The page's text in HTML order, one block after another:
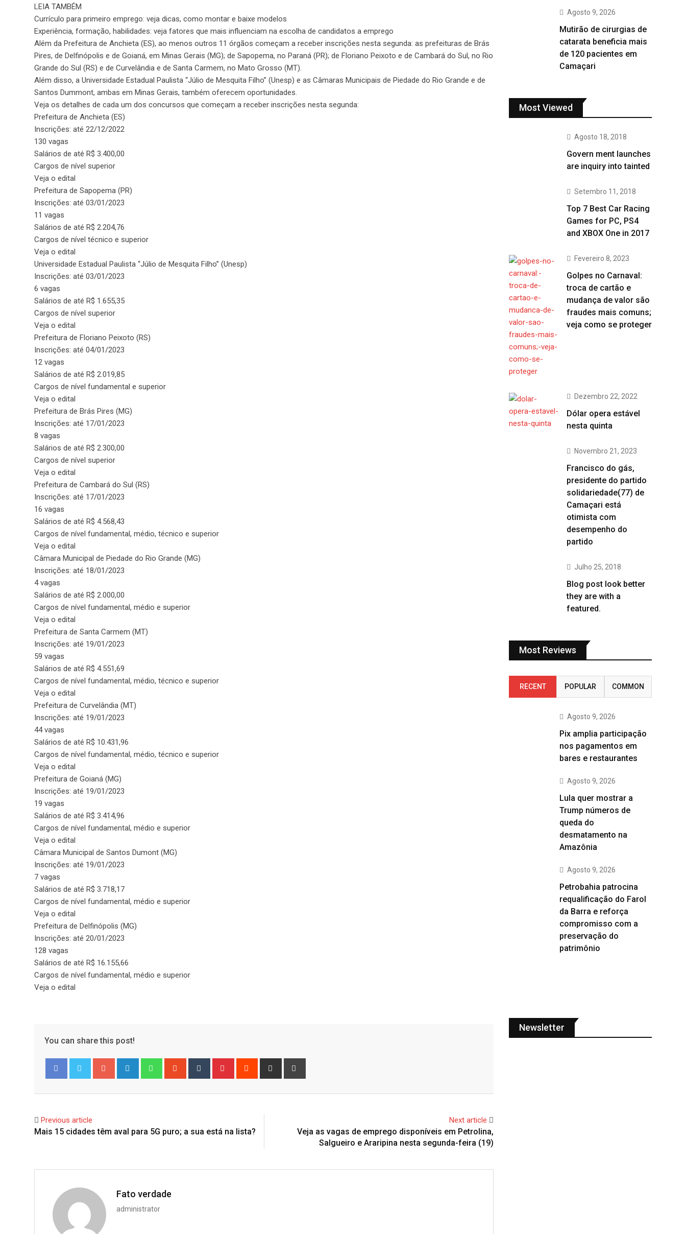
LEIA TAMBÉM
Currículo para primeiro emprego: veja dicas, como montar e baixe modelos
Experiência, formação, habilidades: veja fatores que mais influenciam na escolha de candidatos a emprego
Além da Prefeitura de Anchieta (ES), ao menos outros 11 órgãos começam a receber inscrições nesta segunda: as prefeituras de Brás
Pires, de Delfinópolis e de Goianá, em Minas Gerais (MG); de Sapopema, no Paraná (PR); de Floriano Peixoto e de Cambará do Sul, no Rio
Grande do Sul (RS) e de Curvelândia e de Santa Carmem, no Mato Grosso (MT).
Além disso, a Universidade Estadual Paulista “Júlio de Mesquita Filho” (Unesp) e as Câmaras Municipais de Piedade do Rio Grande e de
Santos Dummont, ambas em Minas Gerais, também oferecem oportunidades.
Veja os detalhes de cada um dos concursos que começam a receber inscrições nesta segunda:
Prefeitura de Anchieta (ES)
Inscrições: até 22/12/2022
130 vagas
Salários de até R$ 3.400,00
Cargos de nível superior
Veja o edital
Prefeitura de Sapopema (PR)
Inscrições: até 03/01/2023
11 vagas
Salários de até R$ 2.204,76
Cargos de nível técnico e superior
Veja o edital
Universidade Estadual Paulista “Júlio de Mesquita Filho” (Unesp)
Inscrições: até 03/01/2023
6 vagas
Salários de até R$ 1.655,35
Cargos de nível superior
Veja o edital
Prefeitura de Floriano Peixoto (RS)
Inscrições: até 04/01/2023
12 vagas
Salários de até R$ 2.019,85
Cargos de nível fundamental e superior
Veja o edital
Prefeitura de Brás Pires (MG)
Inscrições: até 17/01/2023
8 vagas
Salários de até R$ 2.300,00
Cargos de nível superior
Veja o edital
Prefeitura de Cambará do Sul (RS)
Inscrições: até 17/01/2023
16 vagas
Salários de até R$ 4.568,43
Cargos de nível fundamental, médio, técnico e superior
Veja o edital
Câmara Municipal de Piedade do Rio Grande (MG)
Inscrições: até 18/01/2023
4 vagas
Salários de até R$ 2.000,00
Cargos de nível fundamental, médio e superior
Veja o edital
Prefeitura de Santa Carmem (MT)
Inscrições: até 19/01/2023
59 vagas
Salários de até R$ 4.551,69
Cargos de nível fundamental, médio, técnico e superior
Veja o edital
Prefeitura de Curvelândia (MT)
Inscrições: até 19/01/2023
44 vagas
Salários de até R$ 10.431,96
Cargos de nível fundamental, médio, técnico e superior
Veja o edital
Prefeitura de Goianá (MG)
Inscrições: até 19/01/2023
19 vagas
Salários de até R$ 3.414,96
Cargos de nível fundamental, médio e superior
Veja o edital
Câmara Municipal de Santos Dumont (MG)
Inscrições: até 19/01/2023
7 vagas
Salários de até R$ 3.718,17
Cargos de nível fundamental, médio e superior
Veja o edital
Prefeitura de Delfinópolis (MG)
Inscrições: até 20/01/2023
128 vagas
Salários de até R$ 16.155,66
Cargos de nível fundamental, médio e superior
Veja o edital
You can share this post!
Google+ LinkedIn WhatsappStumbleUpon
Tumblr Pinterest Reddit
Share
Previous article
Mais 15 cidades têm aval para 5G puro; a sua está na lista?
Next article
Veja as vagas de emprego disponíveis em Petrolina,
Salgueiro e Araripina nesta segunda-feira (19)
Fato verdade
administrator
Agosto 9, 2026
Mutirão de cirurgias de
catarata beneficia mais
de 120 pacientes em
Camaçari
Most Viewed
Agosto 18, 2018
Govern ment launches
are inquiry into tainted
Setembro 11, 2018
Top 7 Best Car Racing
Games for PC, PS4
and XBOX One in 2017
Fevereiro 8, 2023
Golpes no Carnaval:
troca de cartão e
mudança de valor são
fraudes mais comuns;
veja como se proteger
Dezembro 22, 2022
Dólar opera estável
nesta quinta
Novembro 21, 2023
Francisco do gás,
presidente do partido
solidariedade(77) de
Camaçari está
otimista com
desempenho do
partido
Julho 25, 2018
Blog post look better
they are with a
featured.
Most Reviews
RECENT POPULAR COMMON
Agosto 9, 2026
Pix amplia participação
nos pagamentos em
bares e restaurantes
Agosto 9, 2026
Lula quer mostrar a
Trump números de
queda do
desmatamento na
Amazônia
Agosto 9, 2026
Petrobahia patrocina
requalificação do Farol
da Barra e reforça
compromisso com a
preservação do
patrimônio
Newsletter